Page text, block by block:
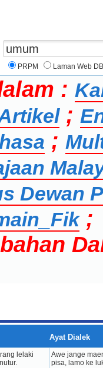
PRPM Laman Web
:
;
;
Dewan
;
Ayat Dialek
lelaki
Awe jange
pisa, lamo ke